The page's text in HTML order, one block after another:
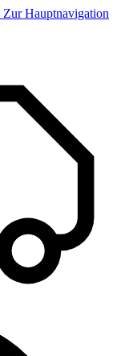
Zur Hauptnavigation